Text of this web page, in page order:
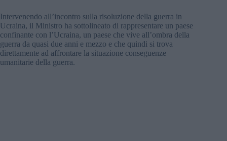
Intervenendo all’incontro sulla risoluzione della guerra in
Ucraina, il Ministro ha sottolineato di rappresentare un paese
confinante con l’Ucraina, un paese che vive all’ombra della
guerra da quasi due anni e mezzo e che quindi si trova
direttamente ad affrontare la situazione conseguenze
umanitarie della guerra.